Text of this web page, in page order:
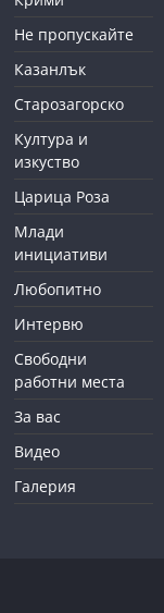
Не пропускайте
Казанлък
Старозагорско
Култура и
изкуство
Царица Роза
Млади
инициативи
Любопитно
Интервю
Свободни
работни места
За вас
Видео
Галерия